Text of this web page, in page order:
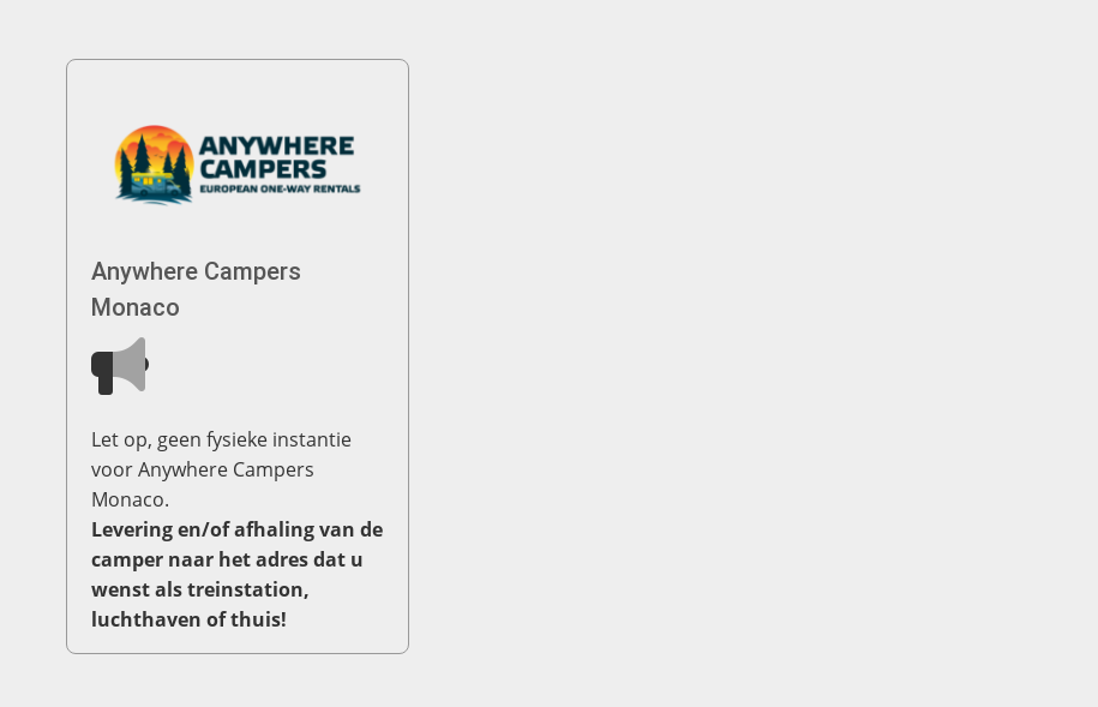
Anywhere Campers
Monaco
Let op, geen fysieke instantie
voor Anywhere Campers
Monaco.
Levering en/of afhaling van de
camper naar het adres dat u
wenst als treinstation,
luchthaven of thuis!